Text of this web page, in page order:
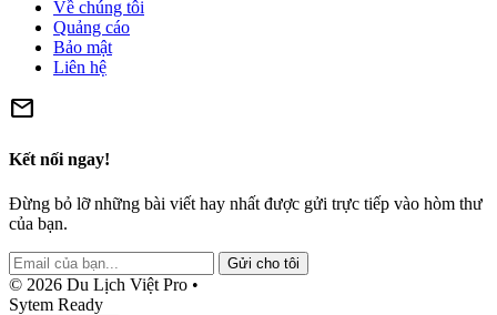
Về chúng tôi
Quảng cáo
Bảo mật
Liên hệ
mail
Kết nối ngay!
Đừng bỏ lỡ những bài viết hay nhất được gửi trực tiếp vào hòm thư
của bạn.
Gửi cho tôi
© 2026 Du Lịch Việt Pro •
Sytem Ready